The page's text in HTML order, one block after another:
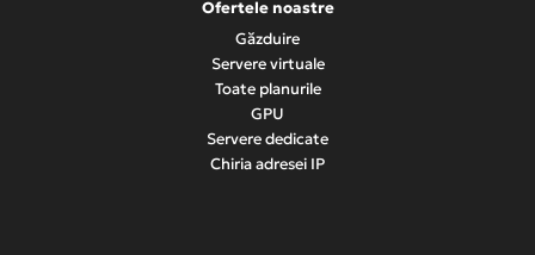
Ofertele noastre
Găzduire
Servere virtuale
Toate planurile
GPU
Servere dedicate
Chiria adresei IP